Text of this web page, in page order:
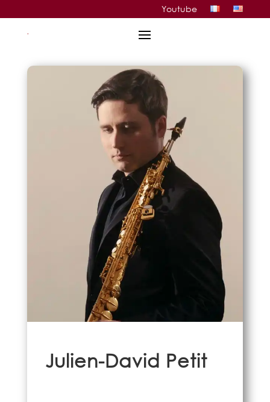
Youtube
Julien-David Petit